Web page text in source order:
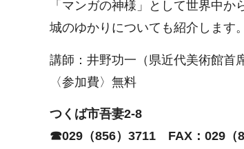
「マンガの神様」として世界中
城のゆかりについても紹介します。
講師：井野功一（県近代美術館首
〈参加費〉無料
つくば市吾妻2-8
☎029（856）3711
FAX ：029